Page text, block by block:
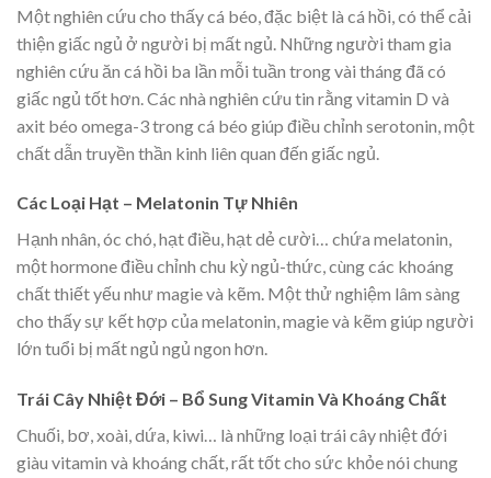
Một nghiên cứu cho thấy cá béo, đặc biệt là cá hồi, có thể cải
thiện giấc ngủ ở người bị mất ngủ. Những người tham gia
nghiên cứu ăn cá hồi ba lần mỗi tuần trong vài tháng đã có
giấc ngủ tốt hơn. Các nhà nghiên cứu tin rằng vitamin D và
axit béo omega-3 trong cá béo giúp điều chỉnh serotonin, một
chất dẫn truyền thần kinh liên quan đến giấc ngủ.
Các Loại Hạt – Melatonin Tự Nhiên
Hạnh nhân, óc chó, hạt điều, hạt dẻ cười… chứa melatonin,
một hormone điều chỉnh chu kỳ ngủ-thức, cùng các khoáng
chất thiết yếu như magie và kẽm. Một thử nghiệm lâm sàng
cho thấy sự kết hợp của melatonin, magie và kẽm giúp người
lớn tuổi bị mất ngủ ngủ ngon hơn.
Trái Cây Nhiệt Đới – Bổ Sung Vitamin Và Khoáng Chất
Chuối, bơ, xoài, dứa, kiwi… là những loại trái cây nhiệt đới
giàu vitamin và khoáng chất, rất tốt cho sức khỏe nói chung